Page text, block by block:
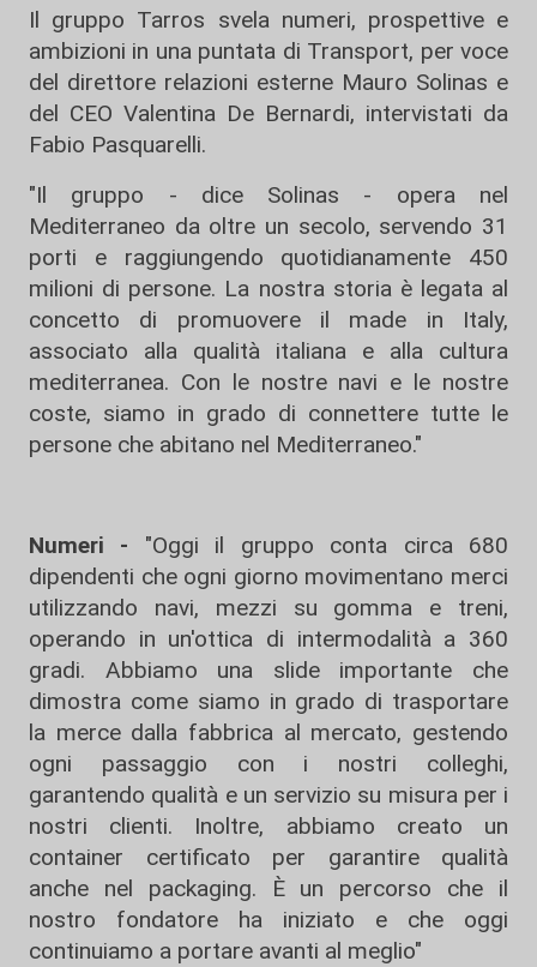
Il gruppo Tarros svela numeri, prospettive e
ambizioni in una puntata di Transport, per voce
del direttore relazioni esterne Mauro Solinas e
del CEO Valentina De Bernardi, intervistati da
Fabio Pasquarelli.
"Il gruppo - dice Solinas - opera nel
Mediterraneo da oltre un secolo, servendo 31
porti e raggiungendo quotidianamente 450
milioni di persone. La nostra storia è legata al
concetto di promuovere il made in Italy,
associato alla qualità italiana e alla cultura
mediterranea. Con le nostre navi e le nostre
coste, siamo in grado di connettere tutte le
persone che abitano nel Mediterraneo."
Numeri - "Oggi il gruppo conta circa 680
dipendenti che ogni giorno movimentano merci
utilizzando navi, mezzi su gomma e treni,
operando in un'ottica di intermodalità a 360
gradi. Abbiamo una slide importante che
dimostra come siamo in grado di trasportare
la merce dalla fabbrica al mercato, gestendo
ogni passaggio con i nostri colleghi,
garantendo qualità e un servizio su misura per i
nostri clienti. Inoltre, abbiamo creato un
container certificato per garantire qualità
anche nel packaging. È un percorso che il
nostro fondatore ha iniziato e che oggi
continuiamo a portare avanti al meglio"